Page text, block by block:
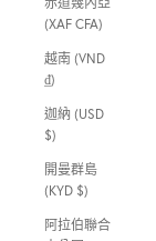
(XAF CFA)
越南 (VND
₫)
迦納 (USD
$)
開曼群島
(KYD $)
阿拉伯聯合